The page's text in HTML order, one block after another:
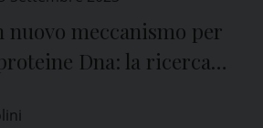
nuovo meccanismo per
Dna: la ricerca